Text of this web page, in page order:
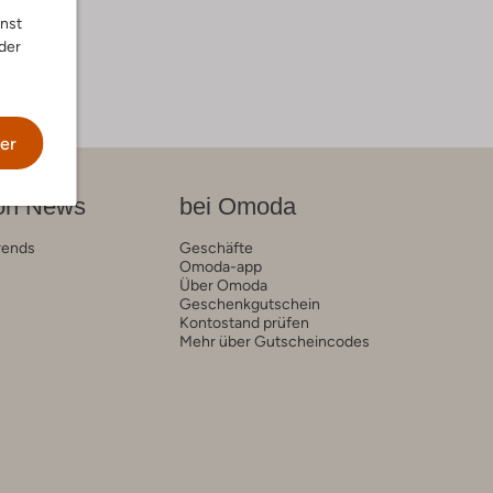
News bei Omoda
Geschäfte
Omoda-app
Über Omoda
Geschenkgutschein
Kontostand prüfen
Mehr über Gutscheincodes